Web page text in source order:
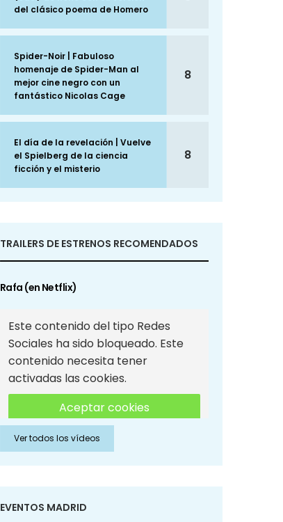
del clásico poema de Homero
Spider-Noir | Fabuloso
homenaje de Spider-Man al
mejor cine negro con un
fantástico Nicolas Cage
8
El día de la revelación | Vuelve
el Spielberg de la ciencia
ficción y el misterio
8
TRAILERS DE ESTRENOS RECOMENDADOS
Rafa (en Netflix)
Este contenido del tipo Redes
Sociales ha sido bloqueado. Este
contenido necesita tener
activadas las cookies.
Aceptar cookies
Aceptar cookies de Redes
Sociales
Ver todos los vídeos
EVENTOS MADRID